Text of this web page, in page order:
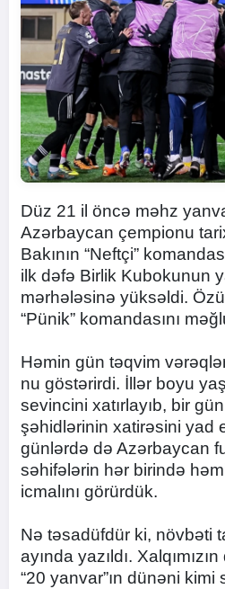
Düz 21 il öncə məhz
Azərbaycan çempionu
Bakının “Neftçi”
ilk dəfə Birlik Kubokunun
mərhələsinə yüksəldi.
“Pünik” komandasını
Həmin gün təqvim
nu göstərirdi. İllər boyu
sevincini xatırlayıb, bir
şəhidlərinin xatirəsini yad
günlərdə də Azərbaycan
səhifələrin hər birində
icmalını görürdük.
Nə təsadüfdür ki, növbəti
ayında yazıldı.
“20 yanvar”ın dünəni kimi